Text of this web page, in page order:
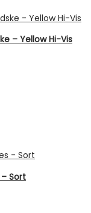
– Yellow Hi-Vis
– Sort